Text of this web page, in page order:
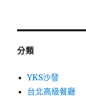
分類
YKS沙發
台北高級餐廳